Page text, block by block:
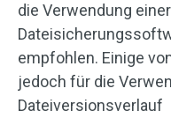
die Verwendung
empfohlen. Einige
jedoch für die
Dateiversionsverlauf